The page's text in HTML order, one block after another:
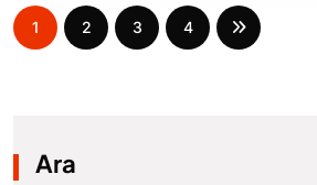
1 2 3 4
Ara